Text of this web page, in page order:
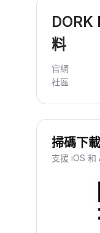
DORK
料
官網
社區
掃碼下
支援 iOS 和